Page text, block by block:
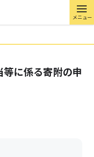
メニュー
等に係る寄附の申